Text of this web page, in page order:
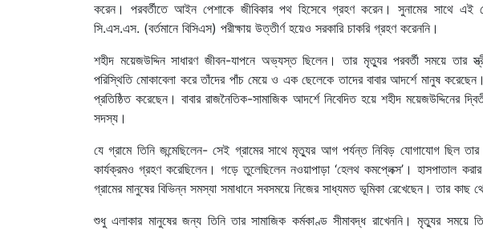
করেন। পরবর্তীতে আইন পেশাকে জীবিকার পথ হিসেবে গ্রহণ করেন। সুনামের সাথে
সি.এস.এস. (বর্তমানে বিসিএস) পরীক্ষায় উত্তীর্ণ হয়েও সরকারি চাকরি গ্রহণ করেননি।
শহীদ ময়েজউদ্দিন সাধারণ জীবন-যাপনে অভ্যস্ত ছিলেন। তার মৃত্যুর পরবর্তী সময়ে তার
পরিস্থিতি মোকাবেলা করে তাঁদের পাঁচ মেয়ে ও এক ছেলেকে তাদের বাবার আদর্শে মানুষ
প্রতিষ্ঠিত করেছেন। বাবার রাজনৈতিক-সামাজিক আদর্শে নিবেদিত হয়ে শহীদ ময়েজউদ্দিনের
সদস্য।
যে গ্রামে তিনি জন্মেছিলেন- সেই গ্রামের সাথে মৃত্যুর আগ পর্যন্ত নিবিড় যোগাযোগ ছিল
কার্যক্রমও গ্রহণ করেছিলেন। গড়ে তুলেছিলেন নওয়াপাড়া ‘হেলথ কমপ্লেক্স’। হাসপাতাল
গ্রামের মানুষের বিভিন্ন সমস্যা সমাধানে সবসময়ে নিজের সাধ্যমত ভূমিকা রেখেছেন। তার কাছ
শুধু এলাকার মানুষের জন্য তিনি তার সামাজিক কর্মকাণ্ড সীমাবদ্ধ রাখেননি। মৃত্যুর সময়ে